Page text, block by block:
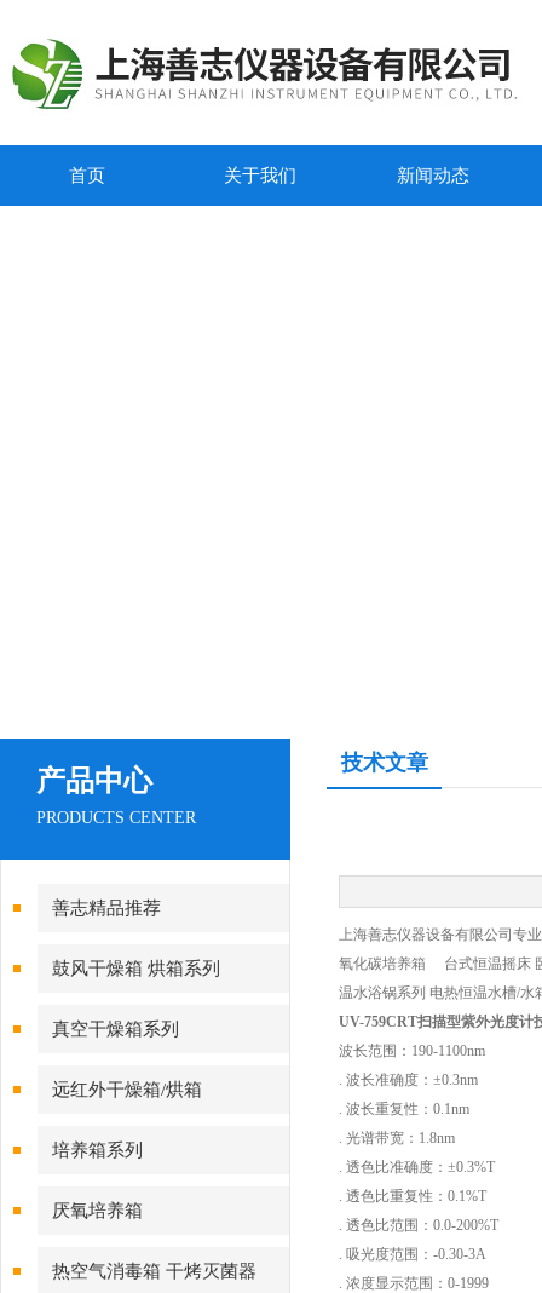
首页 关于我们 新闻动态
产品中心
PRODUCTS CENTER
善志精品推荐
鼓风干燥箱 烘箱系列
真空干燥箱系列
远红外干燥箱/烘箱
培养箱系列
厌氧培养箱
热空气消毒箱 干烤灭菌器
技术文章
上海善志仪器设备有限公司专
氧化碳培养箱 台式恒温摇床
温水浴锅系列 电热恒温水槽/水
UV-759CRT扫描型紫外光度计
波长范围：190-1100nm
. 波长准确度：±0.3nm
. 波长重复性：0.1nm
. 光谱带宽：1.8nm
. 透色比准确度：±0.3%T
. 透色比重复性：0.1%T
. 透色比范围：0.0-200%T
. 吸光度范围：-0.30-3A
. 浓度显示范围：0-1999